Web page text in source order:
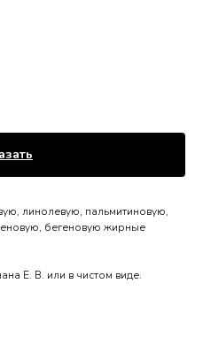
линолевую, пальмитиновую,
бегеновую жирные
Е. В. или в чистом виде.